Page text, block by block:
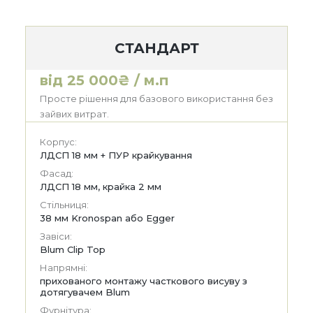
СТАНДАРТ
від 25 000₴ / м.п
Просте рішення для базового використання без
зайвих витрат.
Корпус:
ЛДСП 18 мм + ПУР крайкування
Фасад:
ЛДСП 18 мм, крайка 2 мм
Стільниця:
38 мм Kronospan або Egger
Завіси:
Blum Clip Top
Напрямні:
прихованого монтажу часткового висуву з
дотягувачем Blum
Фурнітура: